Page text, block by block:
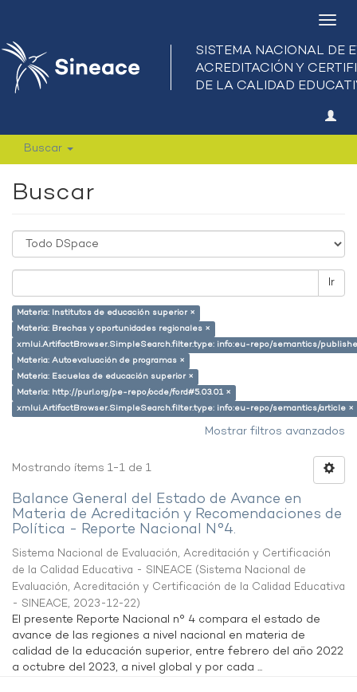
Buscar
Buscar
Ir
Materia: Institutos de educación superior ×
Materia: Brechas y oportunidades regionales ×
xmlui.ArtifactBrowser.SimpleSearch.filter.type: info:eu-repo/semantics/
Materia: Autoevaluación de programas ×
Materia: Escuelas de educación superior ×
Materia: http://purl.org/pe-repo/ocde/ford#5.03.01 ×
xmlui.ArtifactBrowser.SimpleSearch.filter.type: info:eu-repo/semantics/article ×
Mostrar filtros avanzados
Mostrando ítems 1-1 de 1
Balance General del Estado de Avance en
Materia de Acreditación y Recomendaciones de
Política - Reporte Nacional N°4.
Sistema Nacional de Evaluación, Acreditación y Certificación
de la Calidad Educativa - SINEACE (Sistema Nacional de
Evaluación, Acreditación y Certificación de la Calidad Educativa
- SINEACE, 2023-12-22)
El presente Reporte Nacional n° 4 compara el estado de
avance de las regiones a nivel nacional en materia de
calidad de la educación superior, entre febrero del año 2022
a octubre del 2023, a nivel global y por cada ...